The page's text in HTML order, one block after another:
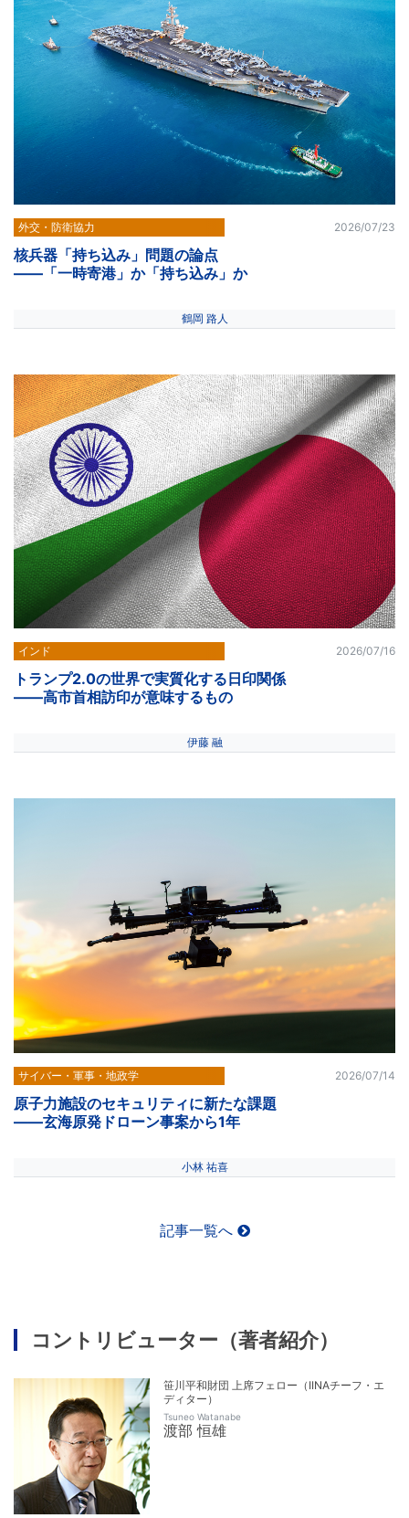
外交・防衛協力 2026/07/23
核兵器「持ち込み」問題の論点
――「一時寄港」か「持ち込み」か
鶴岡 路人
インド 2026/07/16
トランプ2.0の世界で実質化する日印関係
――高市首相訪印が意味するもの
伊藤 融
サイバー・軍事・地政学 2026/07/14
原子力施設のセキュリティに新たな課題
――玄海原発ドローン事案から1年
小林 祐喜
記事一覧へ
コントリビューター（著者紹介）
笹川平和財団 上席フェロー（IINAチーフ・エ
ディター）
Tsuneo Watanabe
渡部 恒雄